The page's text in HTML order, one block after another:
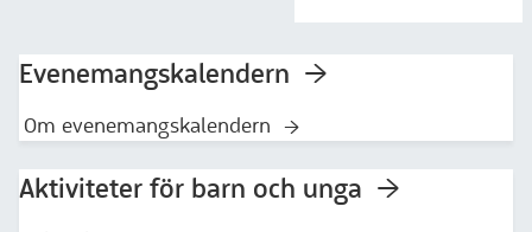
Evenemangskalendern
Om evenemangskalendern
Aktiviteter för barn och unga